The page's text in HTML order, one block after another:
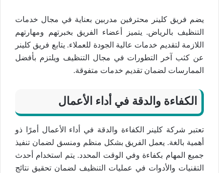
يضم فريق كلينر محترفين مدربين بعناية في مجال خدمات
التنظيف بالرياض. يتميز أعضاء الفريق بخبرتهم ومهارتهم
اللازمة لتقديم خدمات عالية الجودة للعملاء. يتابع فريق كلينر
عن كثب آخر التطورات في مجال التنظيف ويلتزم بأفضل
الممارسات لضمان تقديم خدمات متفوقة.
الكفاءة والدقة في أداء الأعمال
تعتبر شركة كلينر الكفاءة والدقة في أداء الأعمال أمرًا ذو
أهمية بالغة. يعمل الفريق بشكل منظم ومنسق لضمان تنفيذ
جميع المهام بكفاءة وفي الوقت المحدد. يتم استخدام أحدث
التقنيات والأدوات في عمليات التنظيف لضمان تحقيق نتائج